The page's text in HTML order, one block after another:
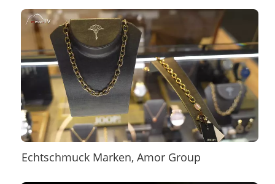
Echtschmuck Marken, Amor Group